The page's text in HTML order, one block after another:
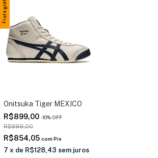
Frete grátis
Onitsuka Tiger MEXICO
R$899,00 -10% OFF
R$999,00
R$854,05 com Pix
7 x de R$128,43 sem juros